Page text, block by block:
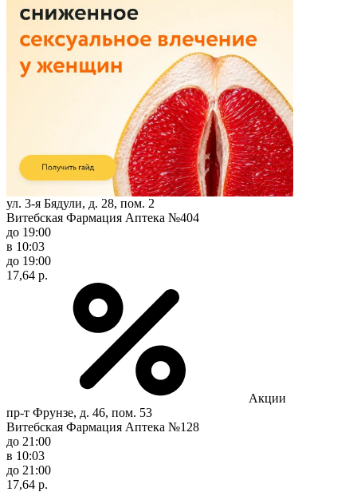
ул. 3-я Бядули, д. 28, пом. 2
Витебская Фармация Аптека №404
до 19:00
в 10:03
до 19:00
17,64 р.
Акции
пр-т Фрунзе, д. 46, пом. 53
Витебская Фармация Аптека №128
до 21:00
в 10:03
до 21:00
17,64 р.